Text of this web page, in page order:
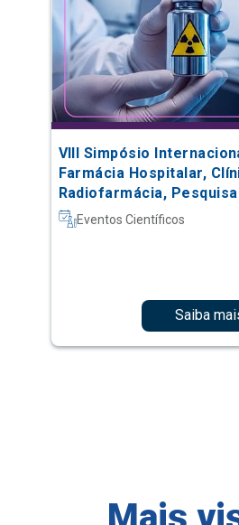
VIII Simpósio
Farmácia Hospitalar,
Radiofarmácia,
Automação e Oncologia
Eventos Científicos
Saiba